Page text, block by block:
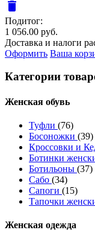
delete
Подитог:
1 056.00 руб.
Доставка и налоги
Оформить Ваша
Категории
Женcкая обувь
Туфли (76)
Босоножки (39)
Кроссовки и
Ботинки
Ботильоны (37)
Сабо (34)
Сапоги (15)
Тапочки
Женская одежда